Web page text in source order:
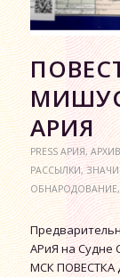
АРИЯ
PRESS АРИЯ,
РАССЫЛКИ,
ОБНАРОДОВАНИЕ
АРиЯ на Судне
МСК